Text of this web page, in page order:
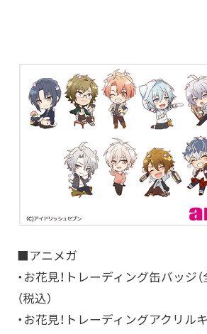
■アニメガ
・お花見！トレーディング缶バッジ
（税込）
・お花見！トレーディングアクリル